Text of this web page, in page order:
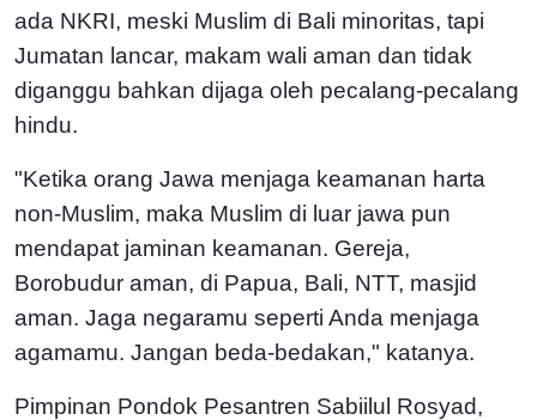
ada NKRI, meski Muslim di Bali minoritas, tapi
Jumatan lancar, makam wali aman dan tidak
diganggu bahkan dijaga oleh pecalang-pecalang
hindu.
"Ketika orang Jawa menjaga keamanan harta
non-Muslim, maka Muslim di luar jawa pun
mendapat jaminan keamanan. Gereja,
Borobudur aman, di Papua, Bali, NTT, masjid
aman. Jaga negaramu seperti Anda menjaga
agamamu. Jangan beda-bedakan," katanya.
Pimpinan Pondok Pesantren Sabiilul Rosyad,